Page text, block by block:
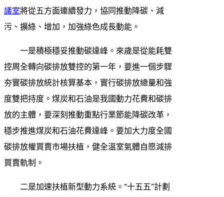
議室將從五方面連續發力，協同推動降碳、減
污、擴綠、增加，加強綠色成長動能。
一是積極穩妥推動碳達峰。來歲是從能耗雙
控周全轉向碳排放雙控的第一年，要進一個步驟
夯實碳排放統計核算基本，實行碳排放總量和強
度雙把持度。煤炭和石油是我國動力花費和碳排
放的主體，要深刻推動重點行業節能降碳改革，
穩步推進煤炭和石油花費達峰。要加大力度全國
碳排放權買賣市場扶植，健全溫室氣體自愿減排
買賣軌制。
二是加速扶植新型動力系統。“十五五”計劃